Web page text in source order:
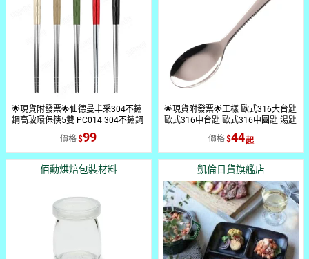
🌟現貨附發票🌟仙德曼丰采304不鏽
鋼高玻環保筷5雙 PC014 304不鏽鋼
筷 高玻抗菌筷 仙德曼丰采筷 環保筷
露營筷子 營業用筷子 火鍋筷子 304
不銹鋼筷子 高玻筷 另售 露營筷匙組
價格 99
🌟現貨附發票🌟王樣 歐式316大台匙
歐式316中台匙 歐式316中圓匙 湯匙
匙 不銹鋼匙 萬用匙 飯匙 家用湯匙
兒童匙 便當匙 兒童湯匙 環保餐具 環
保湯匙 外帶湯匙 露營餐具 露營匙 圓
中匙 圓匙 學生湯匙 便當湯匙 另售
學習匙 學習湯匙 副食品匙
價格 44
佰勳烘焙包裝材料 凱倫日貨旗艦店